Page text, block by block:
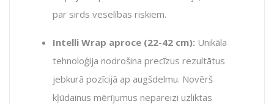
par sirds veselības riskiem.
Intelli Wrap aproce (22-42 cm): Unikāla
tehnoloģija nodrošina precīzus rezultātus
jebkurā pozīcijā ap augšdelmu. Novērš
kļūdainus mērījumus nepareizi uzliktas